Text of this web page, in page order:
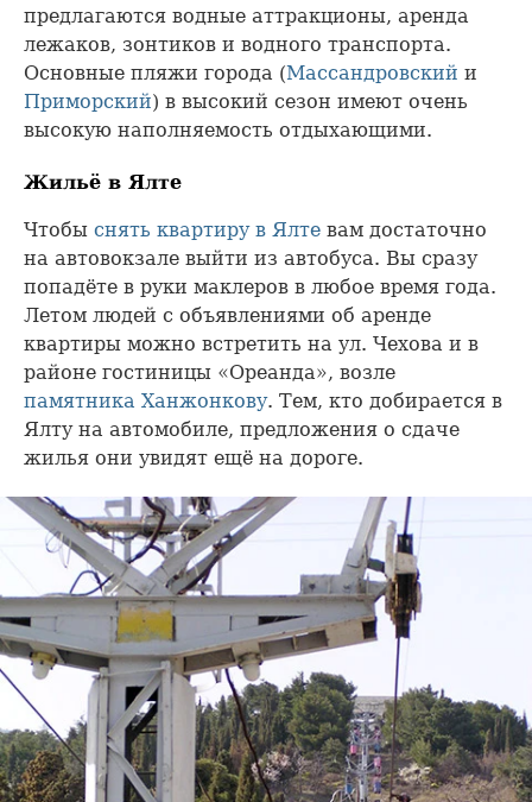
предлагаются водные аттракционы, аренда
лежаков, зонтиков и водного транспорта.
Основные пляжи города (Массандровский и
Приморский) в высокий сезон имеют очень
высокую наполняемость отдыхающими.
Жильё в Ялте
Чтобы снять квартиру в Ялте вам достаточно
на автовокзале выйти из автобуса. Вы сразу
попадёте в руки маклеров в любое время года.
Летом людей с объявлениями об аренде
квартиры можно встретить на ул. Чехова и в
районе гостиницы «Ореанда», возле
памятника Ханжонкову. Тем, кто добирается в
Ялту на автомобиле, предложения о сдаче
жилья они увидят ещё на дороге.